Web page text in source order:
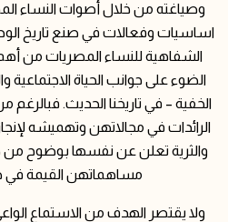
وصياغته من خلال أصوات النساء
اساسيات وفعالات في صنع تاريخ
الشفاهية للنساء المصريات من أهم
الضوء على جوانب الحياة الاجتماعية
الخفية – في تاريخنا الحديث. فبالرغم
الرائدات في مجالاتهن وتهميشه
والثرية تعلن عن نفسها بوضوح
مساهماتهن القيمة في
ولا يقتصر الهدف من الاستماع